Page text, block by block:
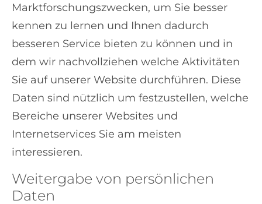
Marktforschungszwecken, um Sie besser
kennen zu lernen und Ihnen dadurch
besseren Service bieten zu können und in
dem wir nachvollziehen welche Aktivitäten
Sie auf unserer Website durchführen. Diese
Daten sind nützlich um festzustellen, welche
Bereiche unserer Websites und
Internetservices Sie am meisten
interessieren.
Weitergabe von persönlichen
Daten